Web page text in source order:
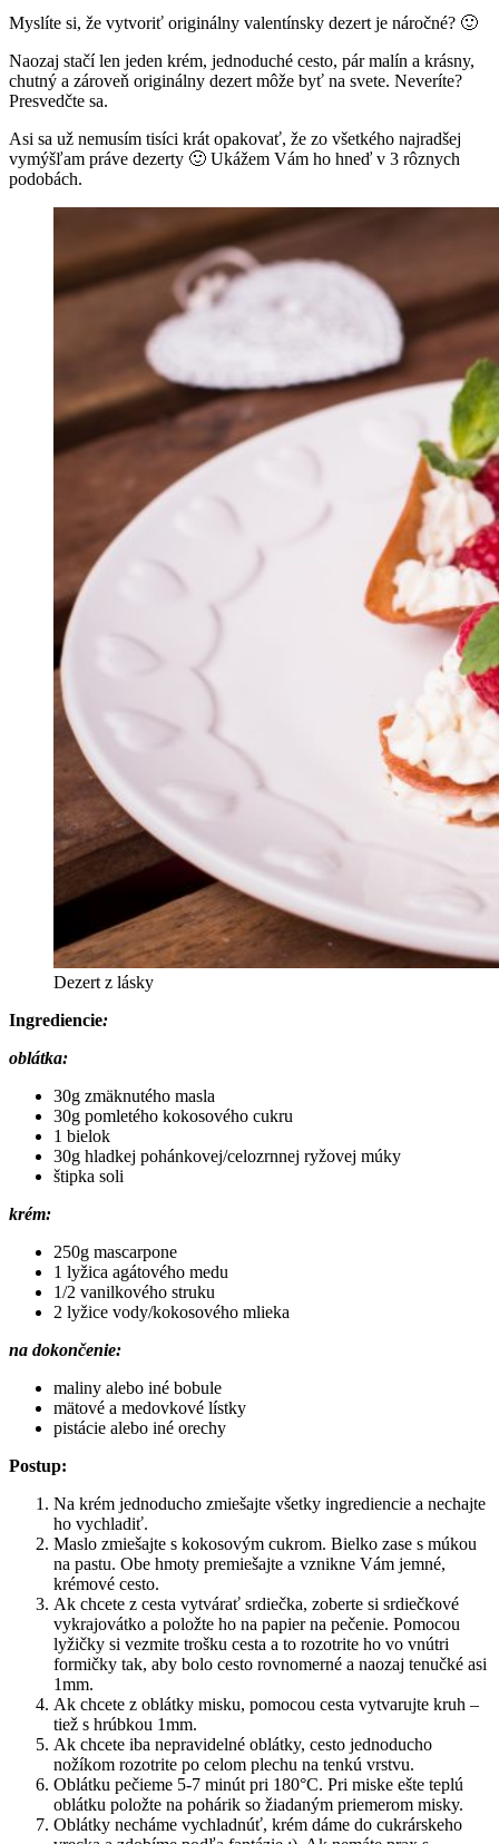
Myslíte si, že vytvoriť originálny valentínsky dezert je náročné? 🙂
Naozaj stačí len jeden krém, jednoduché cesto, pár malín a krásny,
chutný a zároveň originálny dezert môže byť na svete. Neveríte?
Presvedčte sa.
Asi sa už nemusím tisíci krát opakovať, že zo všetkého najradšej
vymýšľam práve dezerty 🙂 Ukážem Vám ho hneď v 3 rôznych
podobách.
Dezert z lásky
Ingrediencie:
oblátka:
30g zmäknutého masla
30g pomletého kokosového cukru
1 bielok
30g hladkej pohánkovej/celozrnnej ryžovej múky
štipka soli
krém:
250g mascarpone
1 lyžica agátového medu
1/2 vanilkového struku
2 lyžice vody/kokosového mlieka
na dokončenie:
maliny alebo iné bobule
mätové a medovkové lístky
pistácie alebo iné orechy
Postup:
Na krém jednoducho zmiešajte všetky ingrediencie a nechajte
ho vychladiť.
Maslo zmiešajte s kokosovým cukrom. Bielko zase s múkou
na pastu. Obe hmoty premiešajte a vznikne Vám jemné,
krémové cesto.
Ak chcete z cesta vytvárať srdiečka, zoberte si srdiečkové
vykrajovátko a položte ho na papier na pečenie. Pomocou
lyžičky si vezmite trošku cesta a to rozotrite ho vo vnútri
formičky tak, aby bolo cesto rovnomerné a naozaj tenučké asi
1mm.
Ak chcete z oblátky misku, pomocou cesta vytvarujte kruh –
tiež s hrúbkou 1mm.
Ak chcete iba nepravidelné oblátky, cesto jednoducho
nožíkom rozotrite po celom plechu na tenkú vrstvu.
Oblátku pečieme 5-7 minút pri 180°C. Pri miske ešte teplú
oblátku položte na pohárik so žiadaným priemerom misky.
Oblátky necháme vychladnúť, krém dáme do cukrárskeho